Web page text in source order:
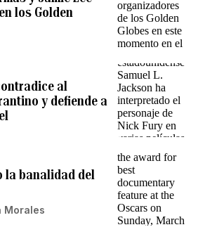
los Golden
al
y defiende a
la banalidad del
Morales